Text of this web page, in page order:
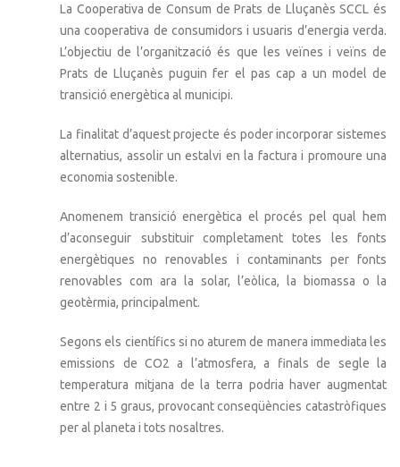
La Cooperativa de Consum de Prats de Lluçanès SCCL és
una cooperativa de consumidors i usuaris d’energia verda.
L’objectiu de l’organització és que les veïnes i veïns de
Prats de Lluçanès puguin fer el pas cap a un model de
transició energètica al municipi.
La finalitat d’aquest projecte és poder incorporar sistemes
alternatius, assolir un estalvi en la factura i promoure una
economia sostenible.
Anomenem transició energètica el procés pel qual hem
d’aconseguir substituir completament totes les fonts
energètiques no renovables i contaminants per fonts
renovables com ara la solar, l’eòlica, la biomassa o la
geotèrmia, principalment.
Segons els científics si no aturem de manera immediata les
emissions de CO2 a l’atmosfera, a finals de segle la
temperatura mitjana de la terra podria haver augmentat
entre 2 i 5 graus, provocant conseqüències catastròfiques
per al planeta i tots nosaltres.